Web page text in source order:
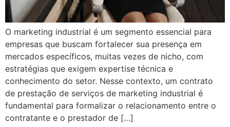
O marketing industrial é um segmento essencial para
empresas que buscam fortalecer sua presença em
mercados específicos, muitas vezes de nicho, com
estratégias que exigem expertise técnica e
conhecimento do setor. Nesse contexto, um contrato
de prestação de serviços de marketing industrial é
fundamental para formalizar o relacionamento entre o
contratante e o prestador de […]